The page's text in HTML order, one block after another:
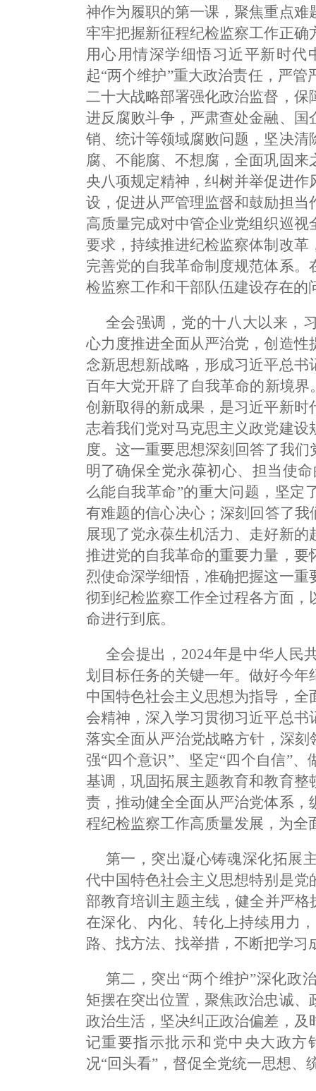
神作为履职的第一课，聚焦重点
牢牢把握新征程纪检监察工作正
用心用情深学细悟习近平新时
起“两个维护”重大政治责任，严
二十大战略部署强化政治监督，
进反腐败斗争，严肃查处金融、
销、统计等领域腐败问题，坚决
腐、不能腐、不想腐，全面巩固
央八项规定精神，纠树并举促进
设，促进从严管理监督和鼓励担
高质量完成对中管企业党组织巡
要求，持续推进纪检监察体制改
完善党的自我革命制度规范体系
检监察工作和干部队伍建设存在
全会强调，党的十八大以来，
心力度推进全面从严治党，创造
念新思想新战略，形成习近平总
百年大党开辟了自我革命的新境
创新取得的新成果，是习近平新
志着我们党对马克思主义政党建
度。这一重要思想深刻回答了我
明了确保全党永葆初心、担当使
么能自我革命”的重大问题，坚定
有难题的信心决心；深刻回答了
展现了党永葆生机活力、走好新
推进党的自我革命的重要力量，
烈使命深学细悟，准确把握这一
彻到纪检监察工作全过程各方面
命进行到底。
全会提出，2024年是中华人民
划目标任务的关键一年。做好今
中国特色社会主义思想为指导，
会精神，深入学习贯彻习近平总
落实全面从严治党战略方针，深
强“四个意识”、坚定“四个自信”
基调，巩固拓展主题教育和教育
责，推动健全全面从严治党体系
程纪检监察工作高质量发展，为
第一，突出凝心铸魂深化拓展
代中国特色社会主义思想特别是
部教育培训主题主线，健全并严
在深化、内化、转化上持续用力
路、找方法、找举措，不断把学
第二，突出“两个维护”深化政
矩摆在突出位置，聚焦政治忠诚
政治生活，坚决纠正政治偏差，
记重要指示批示和党中央大政
况“回头看”，督促全党统一思想、